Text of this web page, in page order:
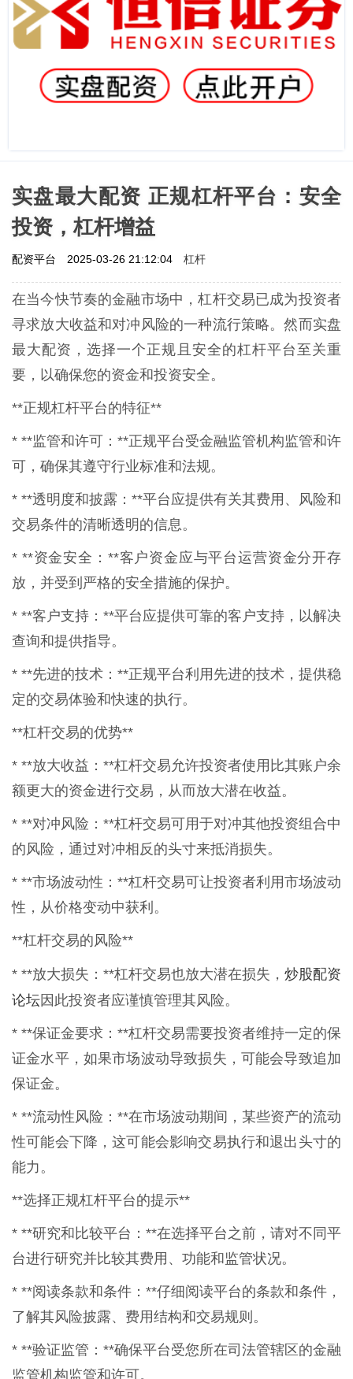
实盘最大配资 正规杠杆平台：安全
投资，杠杆增益
配资平台 2025-03-26 21:12:04 杠杆
在当今快节奏的金融市场中，杠杆交易已成为投资者
寻求放大收益和对冲风险的一种流行策略。然而实盘
最大配资，选择一个正规且安全的杠杆平台至关重
要，以确保您的资金和投资安全。
**正规杠杆平台的特征**
* **监管和许可：**正规平台受金融监管机构监管和许
可，确保其遵守行业标准和法规。
* **透明度和披露：**平台应提供有关其费用、风险和
交易条件的清晰透明的信息。
* **资金安全：**客户资金应与平台运营资金分开存
放，并受到严格的安全措施的保护。
* **客户支持：**平台应提供可靠的客户支持，以解决
查询和提供指导。
* **先进的技术：**正规平台利用先进的技术，提供稳
定的交易体验和快速的执行。
**杠杆交易的优势**
* **放大收益：**杠杆交易允许投资者使用比其账户余
额更大的资金进行交易，从而放大潜在收益。
* **对冲风险：**杠杆交易可用于对冲其他投资组合中
的风险，通过对冲相反的头寸来抵消损失。
* **市场波动性：**杠杆交易可让投资者利用市场波动
性，从价格变动中获利。
**杠杆交易的风险**
* **放大损失：**杠杆交易也放大潜在损失， 炒股配资
论坛因此投资者应谨慎管理其风险。
* **保证金要求：**杠杆交易需要投资者维持一定的保
证金水平，如果市场波动导致损失，可能会导致追加
保证金。
* **流动性风险：**在市场波动期间，某些资产的流动
性可能会下降，这可能会影响交易执行和退出头寸的
能力。
**选择正规杠杆平台的提示**
* **研究和比较平台：**在选择平台之前，请对不同平
台进行研究并比较其费用、功能和监管状况。
* **阅读条款和条件：**仔细阅读平台的条款和条件，
了解其风险披露、费用结构和交易规则。
* **验证监管：**确保平台受您所在司法管辖区的金融
监管机构监管和许可。